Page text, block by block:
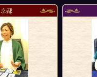
京都